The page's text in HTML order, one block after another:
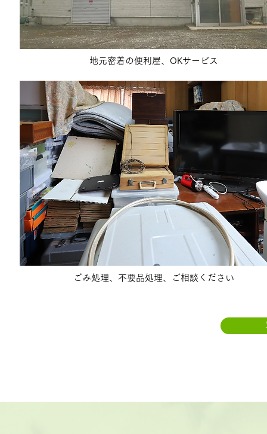
地元密着の便利屋、OKサービス
ごみ処理、不要品処理、ご相談ください